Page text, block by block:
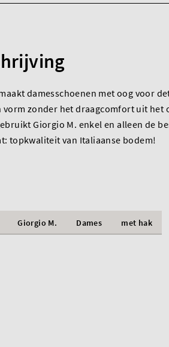
damesschoenen met oog voor
vorm zonder het draagcomfort uit het
Giorgio M. enkel en alleen de
topkwaliteit van Italiaanse bodem!
Giorgio M. Dames met hak